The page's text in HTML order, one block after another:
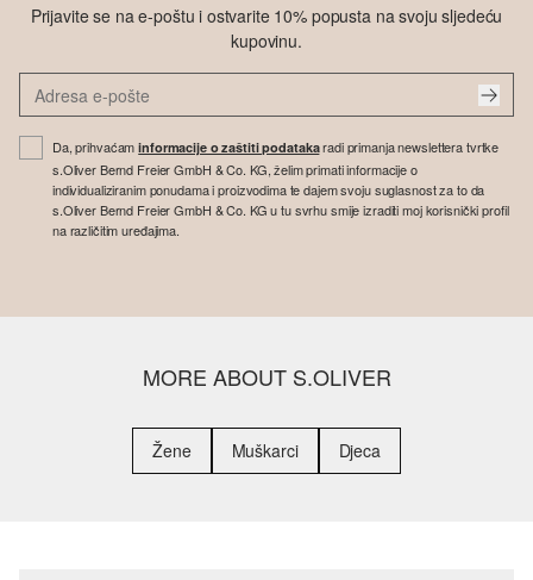
Prijavite se na e-poštu i ostvarite 10% popusta na svoju sljedeću
kupovinu.
Da, prihvaćaminformacije o zaštiti podatakaradi primanja newslettera tvrtke
s.Oliver Bernd Freier GmbH & Co. KG, želim primati informacije o
individualiziranim ponudama i proizvodima te dajem svoju suglasnost za to da
s.Oliver Bernd Freier GmbH & Co. KG u tu svrhu smije izraditi moj korisnički profil
na različitim uređajima.
MORE ABOUT S.OLIVER
Žene Muškarci Djeca